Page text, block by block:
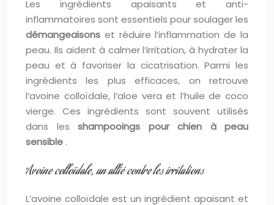
Les ingrédients apaisants et anti-
inflammatoires sont essentiels pour soulager les
démangeaisons et réduire l’inflammation de la
peau. Ils aident à calmer l’irritation, à hydrater la
peau et à favoriser la cicatrisation. Parmi les
ingrédients les plus efficaces, on retrouve
l’avoine colloïdale, l’aloe vera et l’huile de coco
vierge. Ces ingrédients sont souvent utilisés
dans les shampooings pour chien à peau
sensible .
Avoine colloïdale, un allié contre les irritations
L’avoine colloïdale est un ingrédient apaisant et